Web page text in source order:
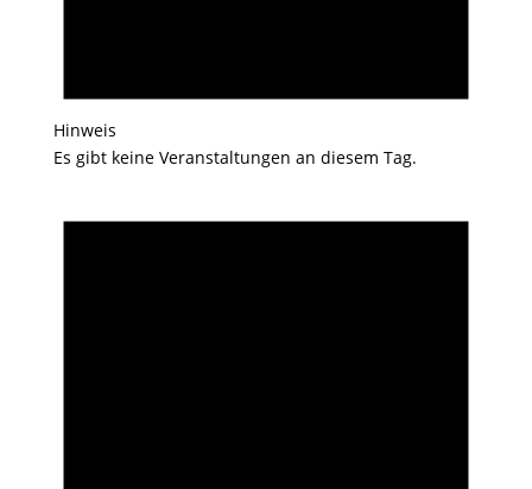
Hinweis
Es gibt keine Veranstaltungen an diesem Tag.